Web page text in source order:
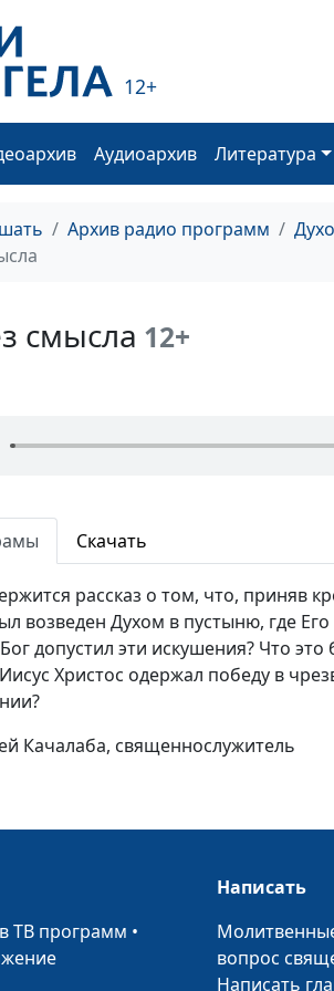
12+
Аудиоархив Литература
Архив радио программ
смысла 12+
Скачать
рассказ о том, что, приняв
возведен Духом в пустыню, где
допустил эти искушения? Что это
Христос одержал победу в
Качалаба, священнослужитель
ТВ программ •
Написать
вопрос
Написать